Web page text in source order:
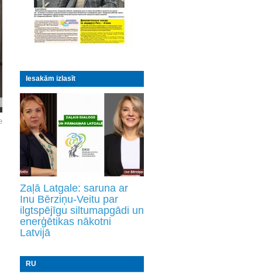
Iesakām izlasīt
Zaļā Latgale: saruna ar
Inu Bērziņu-Veitu par
ilgtspējīgu siltumapgādi un
enerģētikas nākotni
Latvijā
RU